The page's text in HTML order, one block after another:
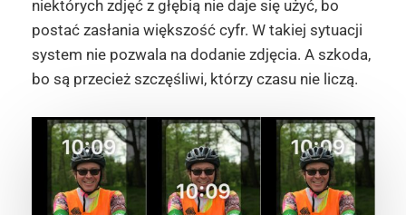
niektórych zdjęć z głębią nie daje się użyć, bo
postać zasłania większość cyfr. W takiej sytuacji
system nie pozwala na dodanie zdjęcia. A szkoda,
bo są przecież szczęśliwi, którzy czasu nie liczą.